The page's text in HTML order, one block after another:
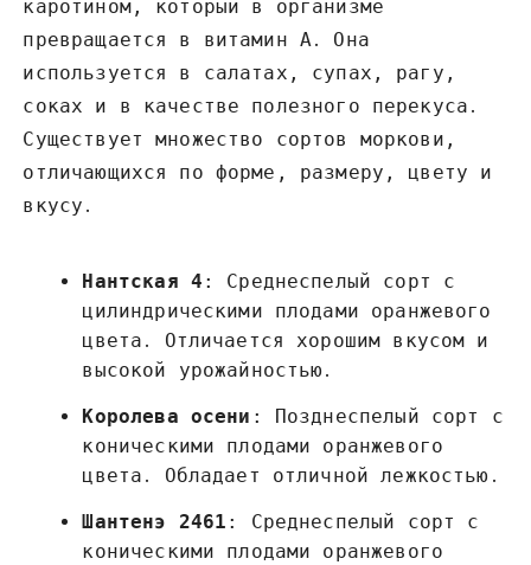
каротином, который в организме
превращается в витамин А․ Она
используется в салатах, супах, рагу,
соках и в качестве полезного перекуса․
Существует множество сортов моркови,
отличающихся по форме, размеру, цвету и
вкусу․
Нантская 4 : Среднеспелый сорт с
цилиндрическими плодами оранжевого
цвета․ Отличается хорошим вкусом и
высокой урожайностью․
Королева осени : Позднеспелый сорт с
коническими плодами оранжевого
цвета․ Обладает отличной лежкостью․
Шантенэ 2461 : Среднеспелый сорт с
коническими плодами оранжевого